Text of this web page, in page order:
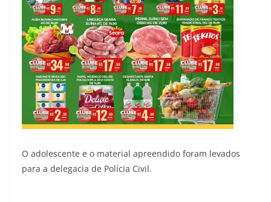
O adolescente e o material apreendido foram levados
para a delegacia de Polícia Civil.